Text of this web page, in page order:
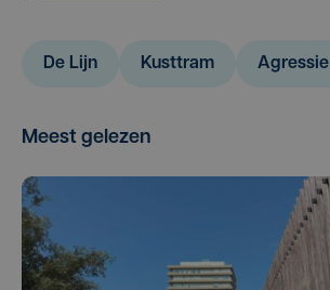
De Lijn Kusttram Agressie
Meest gelezen